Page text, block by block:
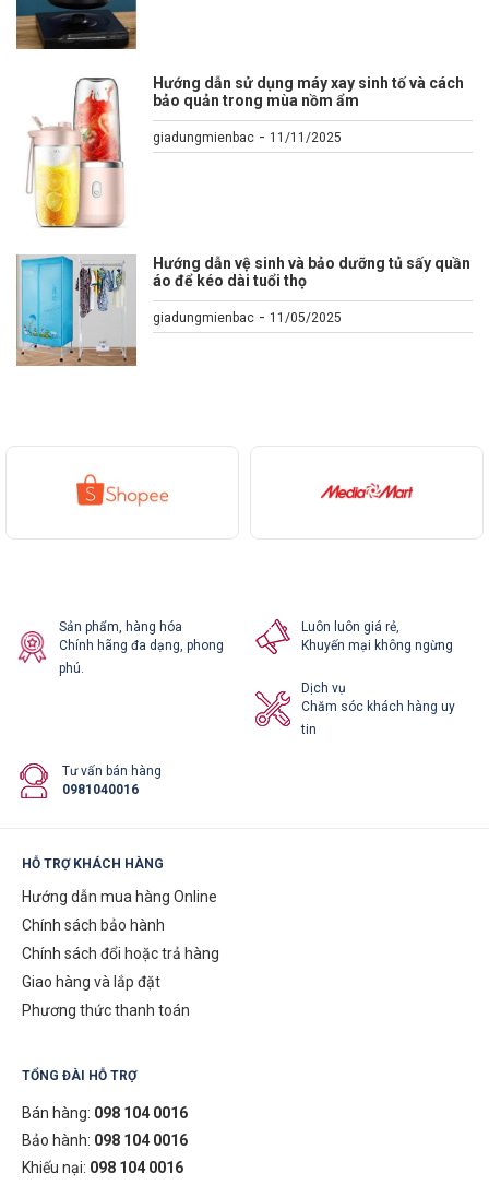
Hướng dẫn sử dụng máy xay sinh tố và cách
bảo quản trong mùa nồm ẩm
giadungmienbac - 11/11/2025
Hướng dẫn vệ sinh và bảo dưỡng tủ sấy quần
áo để kéo dài tuổi thọ
giadungmienbac - 11/05/2025
Sản phẩm, hàng hóa
Chính hãng đa dạng, phong
phú.
Luôn luôn giá rẻ,
Khuyến mại không ngừng
Dịch vụ
Chăm sóc khách hàng uy
tin
Tư vấn bán hàng
0981040016
HỖ TRỢ KHÁCH HÀNG
Hướng dẫn mua hàng Online
Chính sách bảo hành
Chính sách đổi hoặc trả hàng
Giao hàng và lắp đặt
Phương thức thanh toán
TỔNG ĐÀI HỖ TRỢ
Bán hàng: 098 104 0016
Bảo hành: 098 104 0016
Khiếu nại: 098 104 0016